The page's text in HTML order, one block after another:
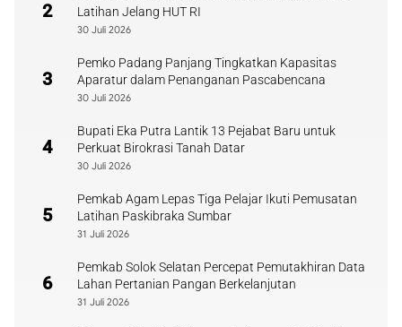
2
Latihan Jelang HUT RI
30 Juli 2026
3
Pemko Padang Panjang Tingkatkan Kapasitas
Aparatur dalam Penanganan Pascabencana
30 Juli 2026
4
Bupati Eka Putra Lantik 13 Pejabat Baru untuk
Perkuat Birokrasi Tanah Datar
30 Juli 2026
5
Pemkab Agam Lepas Tiga Pelajar Ikuti Pemusatan
Latihan Paskibraka Sumbar
31 Juli 2026
6
Pemkab Solok Selatan Percepat Pemutakhiran Data
Lahan Pertanian Pangan Berkelanjutan
31 Juli 2026